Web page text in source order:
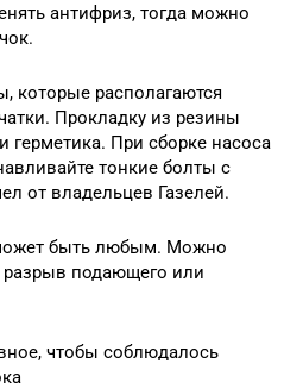
антифриз, тогда можно
которые располагаются
Прокладку из резины
герметика. При сборке насоса
тонкие болты с
от владельцев Газелей.
быть любым. Можно
разрыв подающего или
чтобы соблюдалось